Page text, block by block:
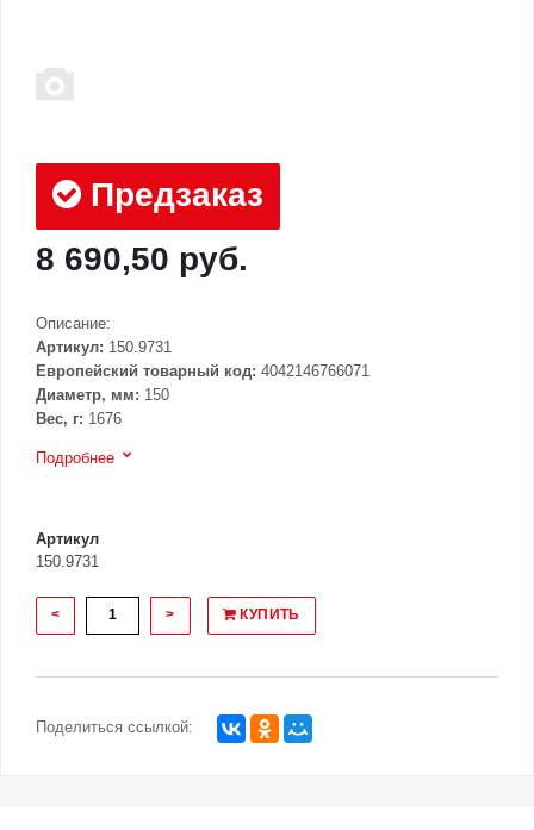
Предзаказ
8 690,50 руб.
Описание:
Артикул: 150.9731
Европейский товарный код: 4042146766071
Диаметр, мм: 150
Вес, г: 1676
Подробнее
Артикул
150.9731
< > КУПИТЬ
Поделиться ссылкой: